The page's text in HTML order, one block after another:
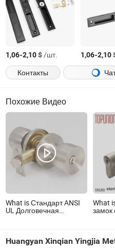
1,06-2,10$/шт. 1,06-2,10
Контакты
Похожие Видео
What is Стандарт ANSI
UL Долговечная
цилиндрическая
What
замок
Huangyan Xinqian Yingjia